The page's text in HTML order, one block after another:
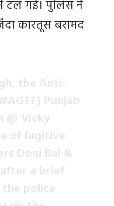
टल गईं। पुलिस ने
कारतूस बरामद